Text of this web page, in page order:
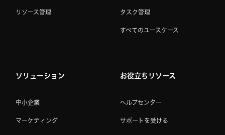
リソース管理 タスク管理
すべてのユースケース
ソリューション
中小企業
マーケティング
お役立ちリソース
ヘルプセンター
サポートを受ける